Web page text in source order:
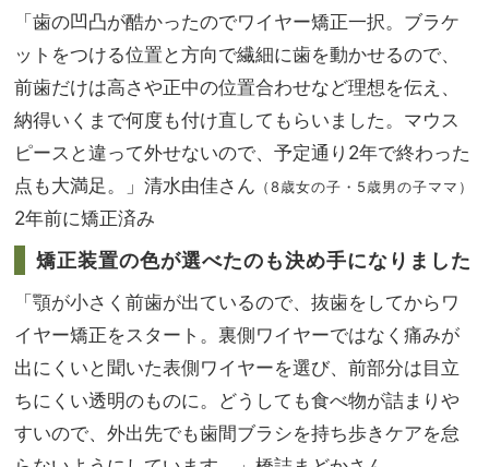
「歯の凹凸が酷かったのでワイヤー矯正一択。ブラケ
ットをつける位置と方向で繊細に歯を動かせるので、
前歯だけは高さや正中の位置合わせなど理想を伝え、
納得いくまで何度も付け直してもらいました。マウス
ピースと違って外せないので、予定通り2年で終わった
点も大満足。」清水由佳さん （8歳女の子・5歳男の子ママ）
2年前に矯正済み
矯正装置の色が選べたのも決め手になりました
「顎が小さく前歯が出ているので、抜歯をしてからワ
イヤー矯正をスタート。裏側ワイヤーではなく痛みが
出にくいと聞いた表側ワイヤーを選び、前部分は目立
ちにくい透明のものに。どうしても食べ物が詰まりや
すいので、外出先でも歯間ブラシを持ち歩きケアを怠